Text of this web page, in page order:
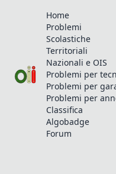
Home
Problemi
Scolastiche
Territoriali
Nazionali e OIS
Problemi per
Problemi per
Problemi per
Classifica
Algobadge
Forum